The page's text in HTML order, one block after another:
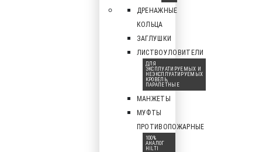
ДРЕНАЖНЫЕ
КОЛЬЦА
ЗАГЛУШКИ
ЛИСТВОУЛОВИТЕЛИ
ДЛЯ
ЭКСПЛУАТИРУЕМЫХ И
НЕЭКСПЛУАТИРУЕМЫХ
КРОВЕЛЬ,
ПАРАПЕТНЫЕ
МАНЖЕТЫ
МУФТЫ
ПРОТИВОПОЖАРНЫЕ
100%
АНАЛОГ
HILTI